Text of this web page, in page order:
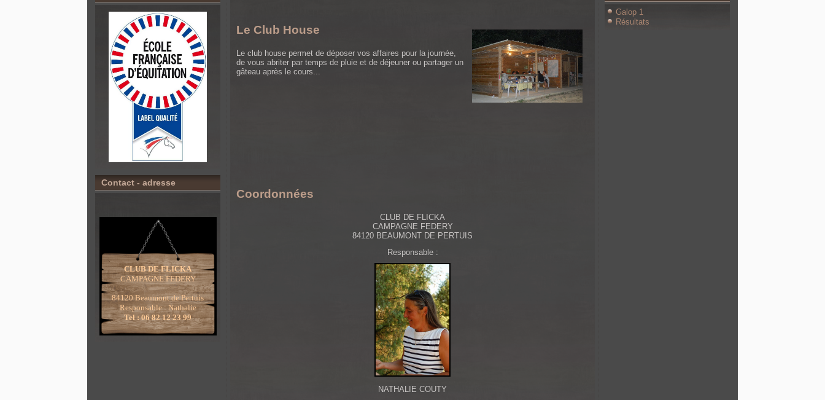
Contact - adresse
CLUB DE FLICKA
CAMPAGNE FEDERY
84120 Beaumont de Pertuis
Responsable : Nathalie
Tel : 06 82 12 23 99
Le Club House
Le club house permet de déposer vos affaires pour la journée,
de vous abriter par temps de pluie et de déjeuner ou partager un
gâteau après le cours...
Coordonnées
CLUB DE FLICKA
CAMPAGNE FEDERY
84120 BEAUMONT DE PERTUIS
Responsable :
NATHALIE COUTY
Galop 1
Résultats